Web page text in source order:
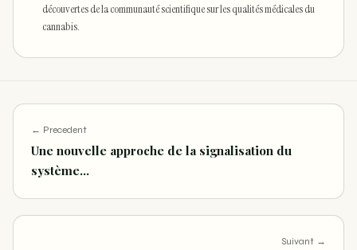
découvertes de la communauté scientifique sur les qualités médicales du
cannabis.
← Precedent
Une nouvelle approche de la signalisation du
système…
Suivant →